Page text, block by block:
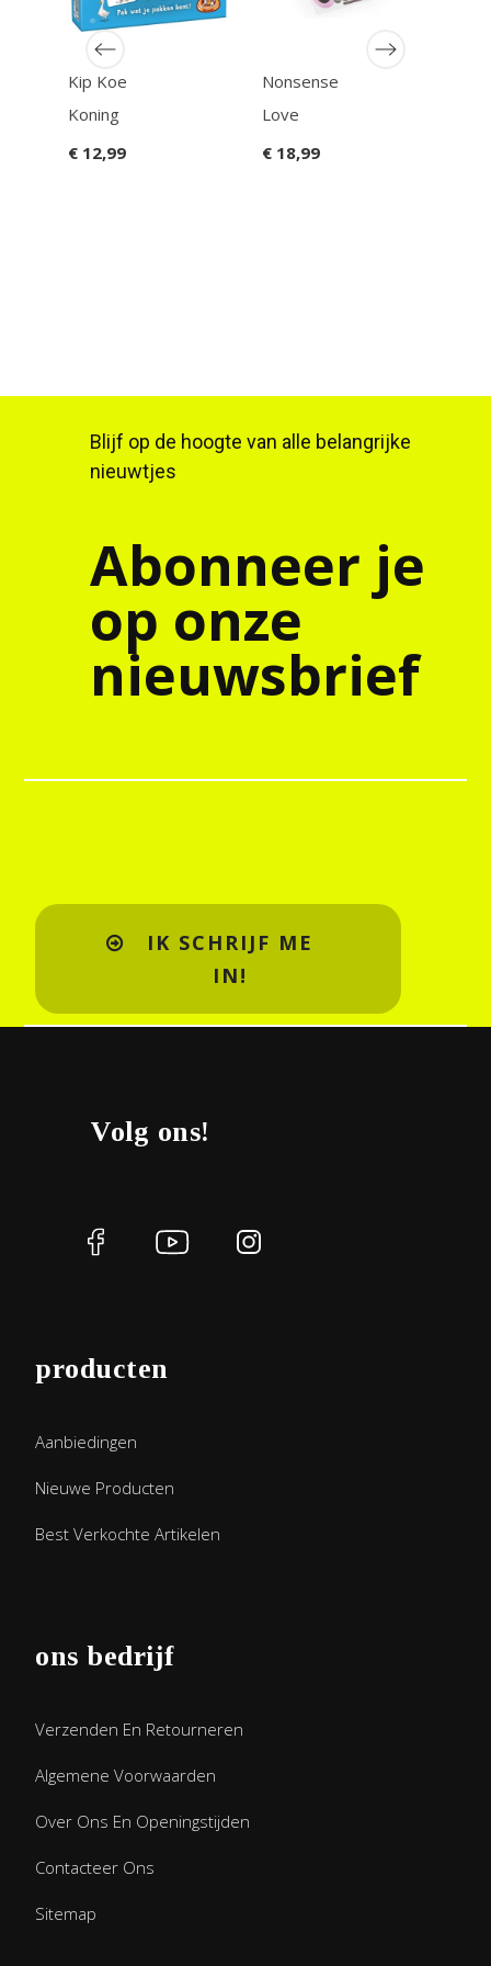
Kip Koe
Koning
€ 12,99
Nonsense
Love
€ 18,99
Blijf op de hoogte van alle belangrijke
nieuwtjes
Abonneer je
op onze
nieuwsbrief
IK SCHRIJF ME
IN!
Volg ons!
producten
Aanbiedingen
Nieuwe Producten
Best Verkochte Artikelen
ons bedrijf
Verzenden En Retourneren
Algemene Voorwaarden
Over Ons En Openingstijden
Contacteer Ons
Sitemap